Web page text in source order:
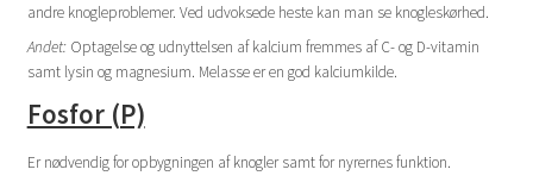
andre knogleproblemer. Ved udvoksede heste kan man se knogleskørhed.
Andet:Optagelse og udnyttelsen af kalcium fremmes af C- og D-vitamin
samt lysin og magnesium. Melasse er en god kalciumkilde.
Fosfor (P)
Er nødvendig for opbygningen af knogler samt for nyrernes funktion.